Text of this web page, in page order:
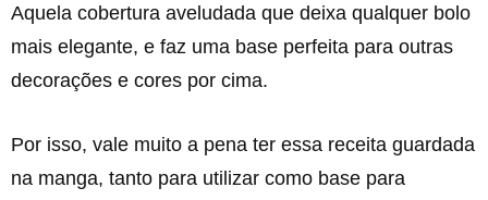
Aquela cobertura aveludada que deixa qualquer bolo
mais elegante, e faz uma base perfeita para outras
decorações e cores por cima.
Por isso, vale muito a pena ter essa receita guardada
na manga, tanto para utilizar como base para